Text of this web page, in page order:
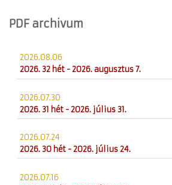
PDF archivum
2026.08.06
2026. 32 hét - 2026. augusztus 7.
2026.07.30
2026. 31 hét - 2026. július 31.
2026.07.24
2026. 30 hét - 2026. július 24.
2026.07.16